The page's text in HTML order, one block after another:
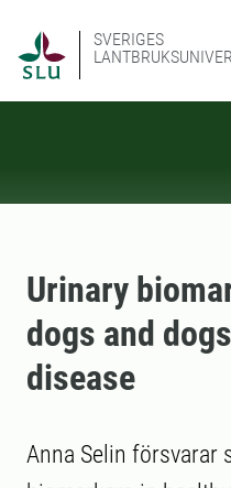
SVERIGES
Urinary
dogs and
disease
Anna Selin försvarar